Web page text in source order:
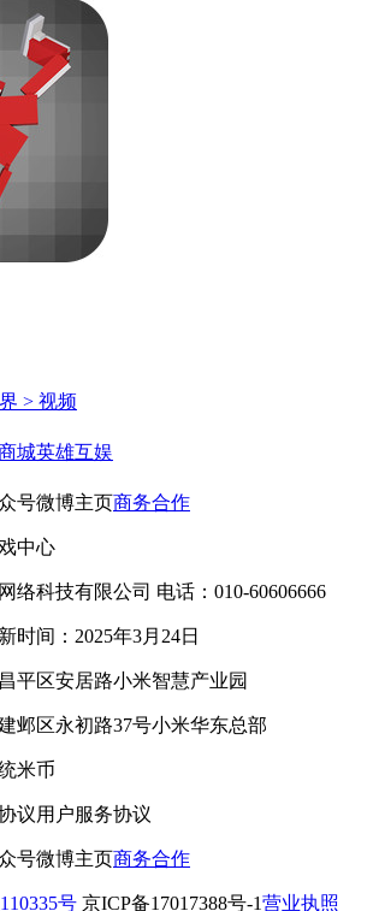
> 视频
城英雄互娱
号微博主页商务合作
中心
络科技有限公司 电话：010-60606666
时间：2025年3月24日
平区安居路小米智慧产业园
邺区永初路37号小米华东总部
米币
议用户服务协议
号微博主页商务合作
号 京ICP备17017388号-1营业执照